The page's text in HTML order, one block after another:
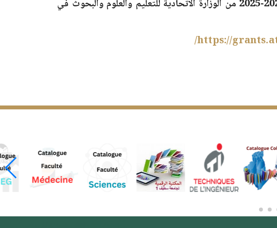
من الوزارة الاتحادية للتعليم والعلوم والبحوث في
https://